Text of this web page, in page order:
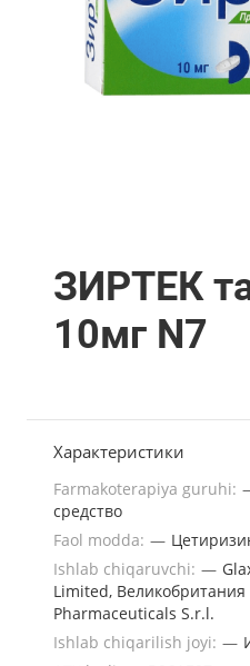
ЗИРТЕК
10мг N7
Характеристики
Farmakoterapiya guruhi:
средство
Faol modda: —
Ishlab chiqaruvchi: —
Limited,
Pharmaceuticals S.r.l.
Ishlab chiqarilish joyi: —